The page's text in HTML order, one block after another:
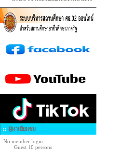
ผู้มาเยี่ยมชม
No member login
Guest 10 persons